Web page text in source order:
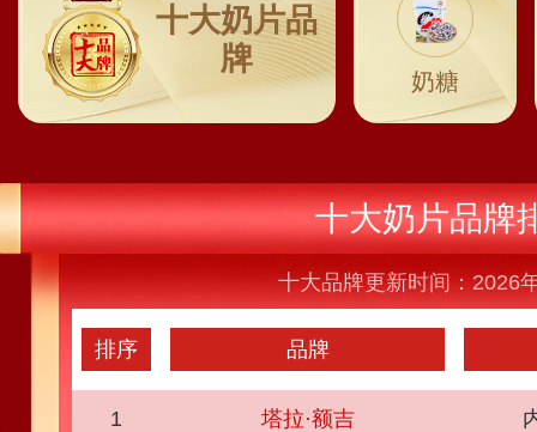
十大奶片品
牌
奶糖
十大奶片品牌
十大品牌更新时间：2026
排序 品牌
1 塔拉·额吉